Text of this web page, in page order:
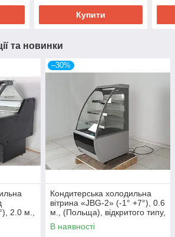
Купити
та новинки
2.0 м.,
см., Б/
–30%
Кондитерська холодильна
вітрина «JBG-2» (-1° +7°), 0.6
м., (Польща), відкритого типу,
Б/у
В наявності